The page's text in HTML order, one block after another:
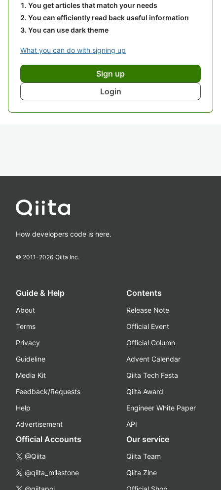
You get articles that match your needs
You can efficiently read back useful information
You can use dark theme
What you can do with signing up
Sign up
Login
How developers code is here.
© 2011-2026 Qiita Inc.
Guide & Help
About
Terms
Privacy
Guideline
Media Kit
Feedback/Requests
Help
Advertisement
Contents
Release Note
Official Event
Official Column
Advent Calendar
Qiita Tech Festa
Qiita Award
Engineer White Paper
API
Official Accounts
@Qiita
@qiita_milestone
Our service
Qiita Team
Qiita Zine